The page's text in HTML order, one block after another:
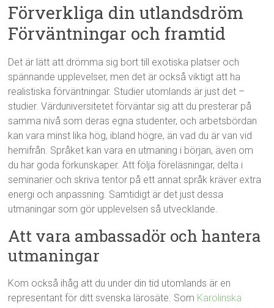
Förverkliga din utlandsdröm
Förväntningar och framtid
Det är lätt att drömma sig bort till exotiska platser och
spännande upplevelser, men det är också viktigt att ha
realistiska förväntningar. Studier utomlands är just det –
studier. Värduniversitetet förväntar sig att du presterar på
samma nivå som deras egna studenter, och arbetsbördan
kan vara minst lika hög, ibland högre, än vad du är van vid
hemifrån. Språket kan vara en utmaning i början, även om
du har goda förkunskaper. Att följa föreläsningar, delta i
seminarier och skriva tentor på ett annat språk kräver extra
energi och anpassning. Samtidigt är det just dessa
utmaningar som gör upplevelsen så utvecklande.
Att vara ambassadör och hantera
utmaningar
Kom också ihåg att du under din tid utomlands är en
representant för ditt svenska lärosäte. Som Karolinska